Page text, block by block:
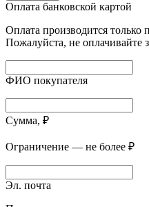
Оплата банковской картой
Оплата производится только
Пожалуйста, не оплачивайте
ФИО покупателя
Сумма, ₽
Ограничение — не более ₽
Эл. почта